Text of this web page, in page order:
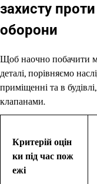
захисту
оборони
Щоб наочно побачити
деталі, порівняємо
приміщенні та в
клапанами.
Критерій оцін
ки під час пож
ежі